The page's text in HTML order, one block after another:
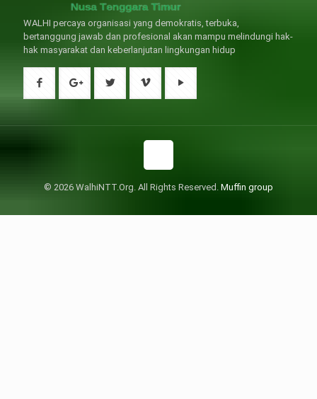
WALHI percaya organisasi yang demokratis, terbuka,
bertanggung jawab dan profesional akan mampu melindungi hak-
hak masyarakat dan keberlanjutan lingkungan hidup
© 2026 WalhiNTT.Org. All Rights Reserved. Muffin group